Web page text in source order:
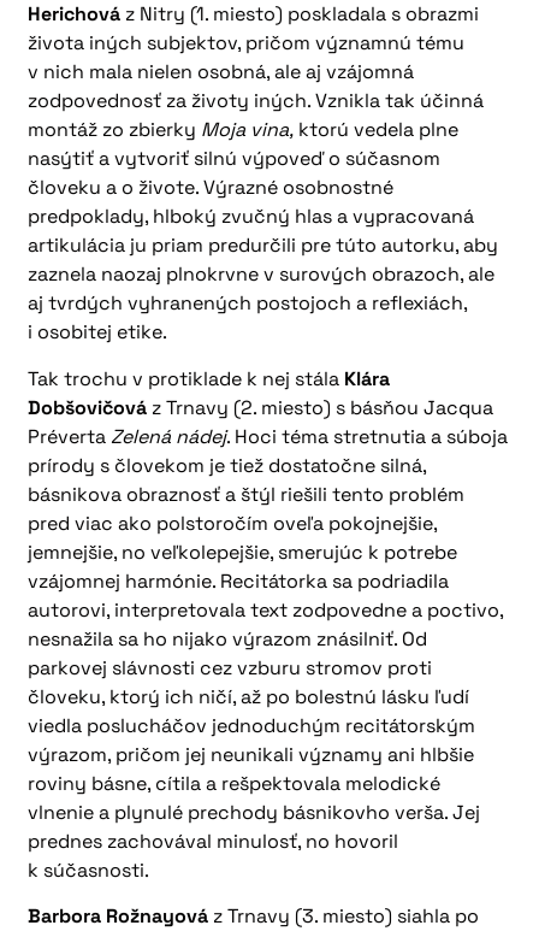
Herichová z Nitry (1. miesto) poskladala s obrazmi
života iných subjektov, pričom významnú tému
v nich mala nielen osobná, ale aj vzájomná
zodpovednosť za životy iných. Vznikla tak účinná
montáž zo zbierky Moja vina, ktorú vedela plne
nasýtiť a vytvoriť silnú výpoveď o súčasnom
človeku a o živote. Výrazné osobnostné
predpoklady, hlboký zvučný hlas a vypracovaná
artikulácia ju priam predurčili pre túto autorku, aby
zaznela naozaj plnokrvne v surových obrazoch, ale
aj tvrdých vyhranených postojoch a reflexiách,
i osobitej etike.
Tak trochu v protiklade k nej stála Klára
Dobšovičová z Trnavy (2. miesto) s básňou Jacqua
Préverta Zelená nádej. Hoci téma stretnutia a súboja
prírody s človekom je tiež dostatočne silná,
básnikova obraznosť a štýl riešili tento problém
pred viac ako polstoročím oveľa pokojnejšie,
jemnejšie, no veľkolepejšie, smerujúc k potrebe
vzájomnej harmónie. Recitátorka sa podriadila
autorovi, interpretovala text zodpovedne a poctivo,
nesnažila sa ho nijako výrazom znásilniť. Od
parkovej slávnosti cez vzburu stromov proti
človeku, ktorý ich ničí, až po bolestnú lásku ľudí
viedla poslucháčov jednoduchým recitátorským
výrazom, pričom jej neunikali významy ani hlbšie
roviny básne, cítila a rešpektovala melodické
vlnenie a plynulé prechody básnikovho verša. Jej
prednes zachovával minulosť, no hovoril
k súčasnosti.
Barbora Rožnayová z Trnavy (3. miesto) siahla po